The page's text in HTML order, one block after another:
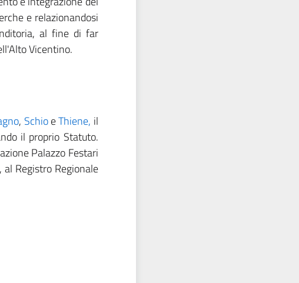
e relazionandosi
al fine di far
Vicentino.
, SchioeThiene, il
il proprio Statuto.
Palazzo Festari
Registro Regionale